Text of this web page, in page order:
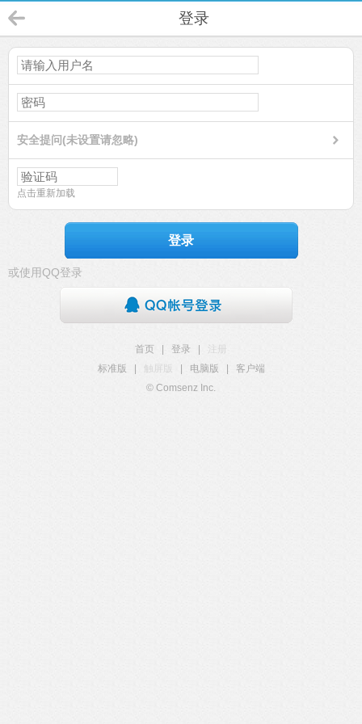
登录
安全提问(未设置请忽略)
点击重新加载
登录
或使用QQ登录
首页 登录
注册
标准版
触屏版 电脑版
客户端
© Comsenz Inc.